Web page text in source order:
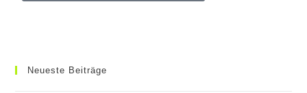
Neueste Beiträge